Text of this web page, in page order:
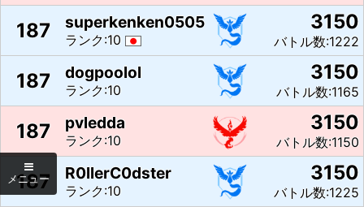
187 superkenken0505
ランク:10
3150
バトル数:1222
187 dogpoolol
ランク:10
3150
バトル数:1165
187 pvledda
ランク:10
3150
バトル数:1150
187 R0llerC0dster
ランク:10
3150
バトル数:1225